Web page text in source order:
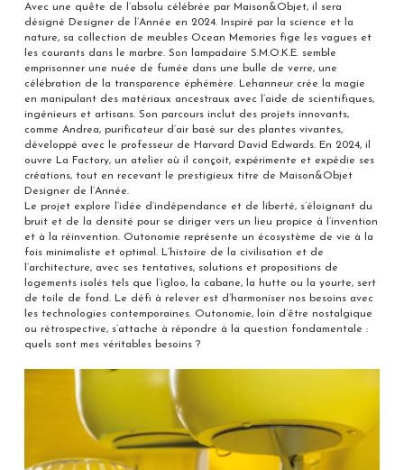
Avec une quête de l’absolu célébrée par Maison&Objet, il sera
désigné Designer de l’Année en 2024. Inspiré par la science et la
nature, sa collection de meubles Ocean Memories fige les vagues et
les courants dans le marbre. Son lampadaire S.M.O.K.E. semble
emprisonner une nuée de fumée dans une bulle de verre, une
célébration de la transparence éphémère. Lehanneur crée la magie
en manipulant des matériaux ancestraux avec l’aide de scientifiques,
ingénieurs et artisans. Son parcours inclut des projets innovants,
comme Andrea, purificateur d’air basé sur des plantes vivantes,
développé avec le professeur de Harvard David Edwards. En 2024, il
ouvre La Factory, un atelier où il conçoit, expérimente et expédie ses
créations, tout en recevant le prestigieux titre de Maison&Objet
Designer de l’Année.
Le projet explore l’idée d’indépendance et de liberté, s’éloignant du
bruit et de la densité pour se diriger vers un lieu propice à l’invention
et à la réinvention. Outonomie représente un écosystème de vie à la
fois minimaliste et optimal. L’histoire de la civilisation et de
l’architecture, avec ses tentatives, solutions et propositions de
logements isolés tels que l’igloo, la cabane, la hutte ou la yourte, sert
de toile de fond. Le défi à relever est d’harmoniser nos besoins avec
les technologies contemporaines. Outonomie, loin d’être nostalgique
ou rétrospective, s’attache à répondre à la question fondamentale :
quels sont mes véritables besoins ?